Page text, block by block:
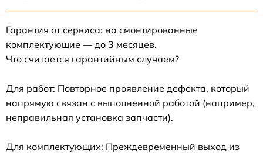
Гарантия от сервиса: на смонтированные
комплектующие — до 3 месяцев.
Что считается гарантийным случаем?
Для работ: Повторное проявление дефекта, который
напрямую связан с выполненной работой (например,
неправильная установка запчасти).
Для комплектующих: Преждевременный выход из